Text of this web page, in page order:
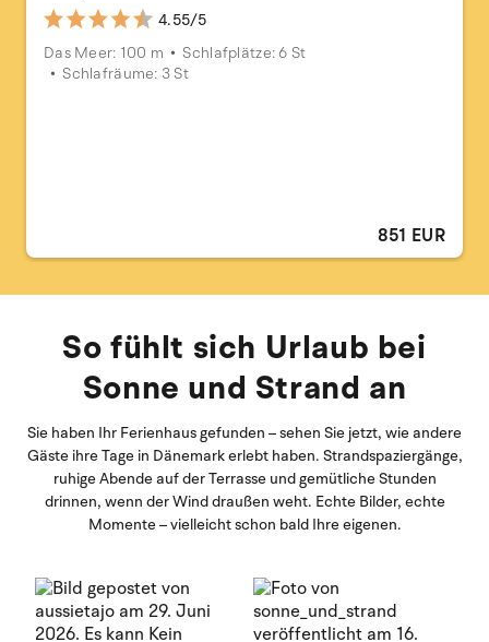
4.55/5
Das Meer: 100 m
Schlafplätze: 6 St
Schlafräume: 3 St
851 EUR
So fühlt sich Urlaub bei
Sonne und Strand an
Sie haben Ihr Ferienhaus gefunden – sehen Sie jetzt, wie andere
Gäste ihre Tage in Dänemark erlebt haben. Strandspaziergänge,
ruhige Abende auf der Terrasse und gemütliche Stunden
drinnen, wenn der Wind draußen weht. Echte Bilder, echte
Momente – vielleicht schon bald Ihre eigenen.